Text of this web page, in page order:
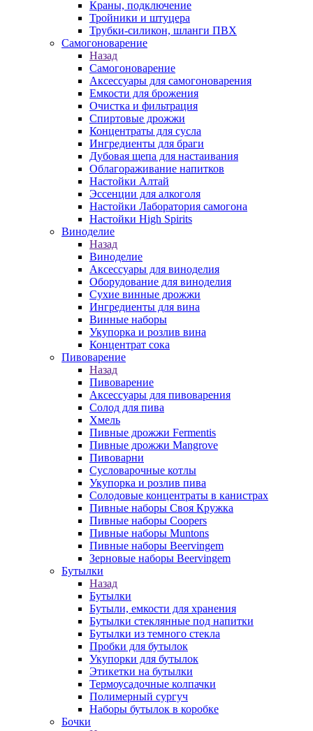
Краны, подключение
Тройники и штуцера
Трубки-силикон, шланги ПВХ
Самогоноварение
Назад
Самогоноварение
Аксессуары для самогоноварения
Емкости для брожения
Очистка и фильтрация
Спиртовые дрожжи
Концентраты для сусла
Ингредиенты для браги
Дубовая щепа для настаивания
Облагораживание напитков
Настойки Алтай
Эссенции для алкоголя
Настойки Лаборатория самогона
Настойки High Spirits
Виноделие
Назад
Виноделие
Аксессуары для виноделия
Оборудование для виноделия
Сухие винные дрожжи
Ингредиенты для вина
Винные наборы
Укупорка и розлив вина
Концентрат сока
Пивоварение
Назад
Пивоварение
Аксессуары для пивоварения
Солод для пива
Хмель
Пивные дрожжи Fermentis
Пивные дрожжи Mangrove
Пивоварни
Сусловарочные котлы
Укупорка и розлив пива
Солодовые концентраты в канистрах
Пивные наборы Своя Кружка
Пивные наборы Coopers
Пивные наборы Muntons
Пивные наборы Beervingem
Зерновые наборы Beervingem
Бутылки
Назад
Бутылки
Бутыли, емкости для хранения
Бутылки стеклянные под напитки
Бутылки из темного стекла
Пробки для бутылок
Укупорки для бутылок
Этикетки на бутылки
Термоусадочные колпачки
Полимерный сургуч
Наборы бутылок в коробке
Бочки